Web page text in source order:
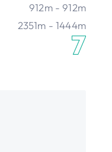
912m - 912m
2351m - 1444m